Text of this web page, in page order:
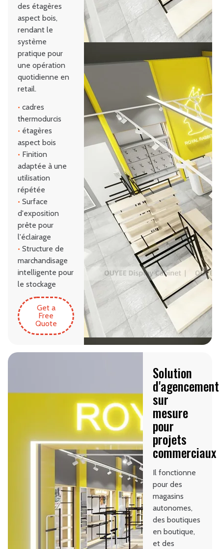
des étagères
aspect bois,
rendant le
système
pratique pour
une opération
quotidienne en
retail.
• cadres
thermodurcis
• étagères
aspect bois
• Finition
adaptée à une
utilisation
répétée
• Surface
d'exposition
prête pour
l'éclairage
• Structure de
marchandisage
intelligente pour
le stockage
Get a
Free
Quote
Solution
d'agencement
sur
mesure
pour
projets
commerciaux
Il fonctionne
pour des
magasins
autonomes,
des boutiques
en boutique,
et des